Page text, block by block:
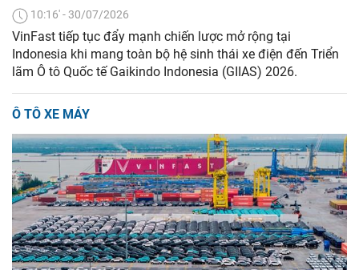
10:16' - 30/07/2026
VinFast tiếp tục đẩy mạnh chiến lược mở rộng tại
Indonesia khi mang toàn bộ hệ sinh thái xe điện đến Triển
lãm Ô tô Quốc tế Gaikindo Indonesia (GIIAS) 2026.
Ô TÔ XE MÁY